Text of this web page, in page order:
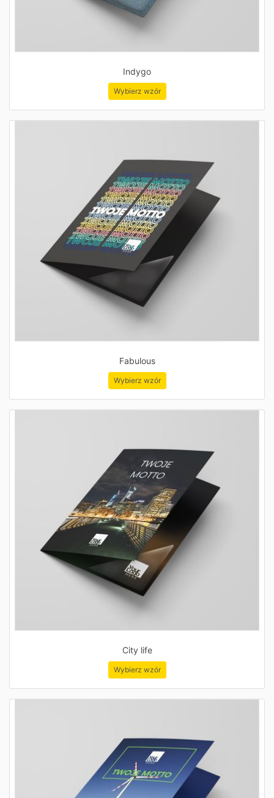
Indygo
Wybierz wzór
Fabulous
Wybierz wzór
City life
Wybierz wzór